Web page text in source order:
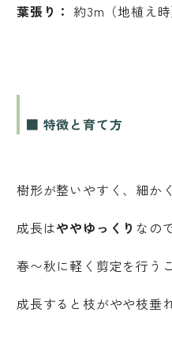
葉張り： 約3m（地植え時
■ 特徴と育て方
樹形が整いやすく、細か
成長はややゆっくり なの
春〜秋に軽く剪定を行う
成長すると枝がやや枝垂